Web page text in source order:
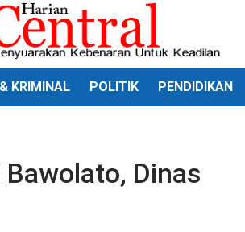
KRIMINAL POLITIK PENDIDIKAN
Bawolato, Dinas